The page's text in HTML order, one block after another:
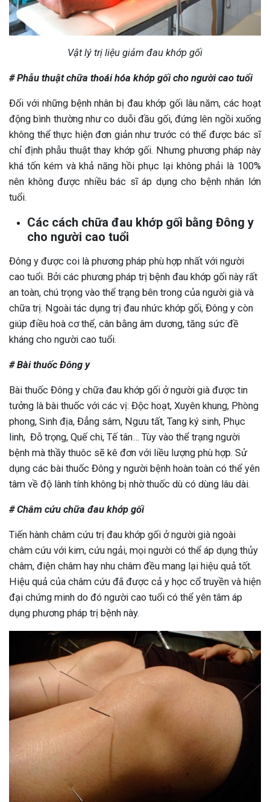
Vật lý trị liệu giảm đau khớp gối
# Phẫu thuật chữa thoái hóa khớp gối cho người cao tuổi
Đối với những bệnh nhân bị đau khớp gối lâu năm, các hoạt
động bình thường như co duỗi đầu gối, đứng lên ngồi xuống
không thể thực hiện đơn giản như trước có thể được bác sĩ
chỉ định phẫu thuật thay khớp gối. Nhưng phương pháp này
khá tốn kém và khả năng hồi phục lại không phải là 100%
nên không được nhiều bác sĩ áp dụng cho bệnh nhân lớn
tuổi.
Các cách chữa đau khớp gối bằng Đông y
cho người cao tuổi
Đông y được coi là phương pháp phù hợp nhất với người
cao tuổi. Bởi các phương pháp trị bệnh đau khớp gối này rất
an toàn, chú trọng vào thể trạng bên trong của người già và
chữa trị. Ngoài tác dụng trị đau nhức khớp gối, Đông y còn
giúp điều hoà cơ thể, cân bằng âm dương, tăng sức đề
kháng cho người cao tuổi.
# Bài thuốc Đông y
Bài thuốc Đông y chữa đau khớp gối ở người già được tin
tưởng là bài thuốc với các vị: Độc hoạt, Xuyên khung, Phòng
phong, Sinh địa, Đẳng sâm, Ngưu tất, Tang ký sinh, Phục
linh, Đỗ trọng, Quế chi, Tế tân… Tùy vào thể trạng người
bệnh mà thầy thuôc sẽ kê đơn với liều lượng phù hợp. Sử
dụng các bài thuốc Đông y người bệnh hoàn toàn có thể yên
tâm về độ lành tính không bị nhờ thuốc dù có dùng lâu dài.
# Châm cứu chữa đau khớp gối
Tiến hành châm cứu trị đau khớp gối ở người già ngoài
châm cứu với kim, cứu ngải, mọi người có thể áp dụng thủy
châm, điện châm hay nhu châm đều mang lại hiệu quả tốt.
Hiệu quả của châm cứu đã được cả y học cổ truyền và hiện
đại chứng minh do đó người cao tuổi có thể yên tâm áp
dụng phương pháp trị bệnh này.